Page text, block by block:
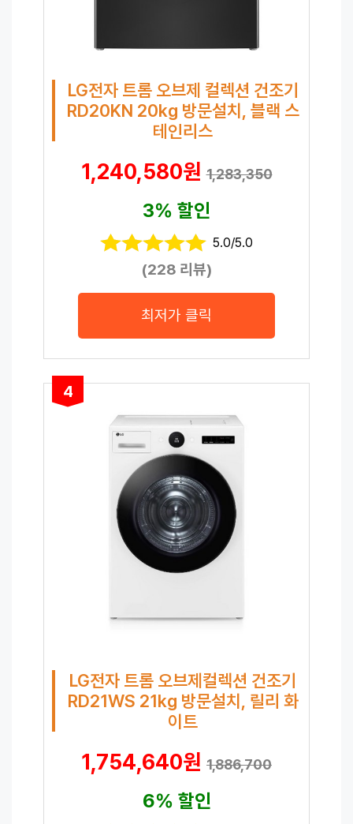
LG전자 트롬 오브제 컬렉션 건조기
RD20KN 20kg 방문설치, 블랙 스
테인리스
1,240,580원1,283,350
3% 할인
5.0/5.0
(228 리뷰)
최저가 클릭
4
LG전자 트롬 오브제컬렉션 건조기
RD21WS 21kg 방문설치, 릴리 화
이트
1,754,640원 1,886,700
6% 할인